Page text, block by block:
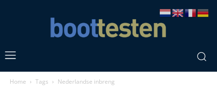
Home Tags Nederlandse inbreng